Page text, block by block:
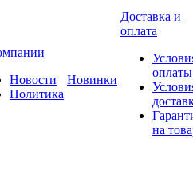
Новости
Политика
Новинки
Доставка и
оплата
оплаты
на